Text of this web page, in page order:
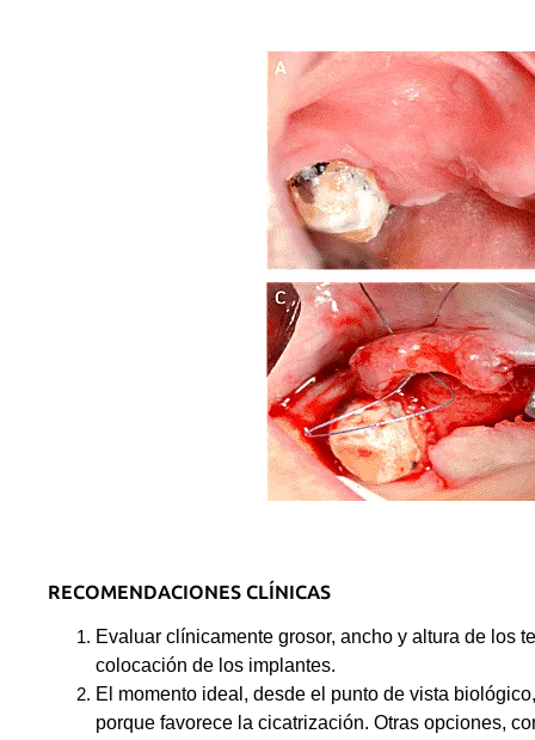
RECOMENDACIONES CLÍNICAS
Evaluar clínicamente grosor, ancho y altura de los
colocación de los implantes.
El momento ideal, desde el punto de vista
porque favorece la cicatrización. Otras opciones,